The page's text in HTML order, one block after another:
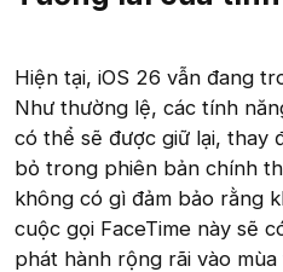
Hiện tại, iOS 26 vẫn đang
Như thường lệ, các tính
có thể sẽ được giữ lại, thay
bỏ trong phiên bản chính
không có gì đảm bảo rằng
cuộc gọi FaceTime này sẽ
phát hành rộng rãi vào mùa